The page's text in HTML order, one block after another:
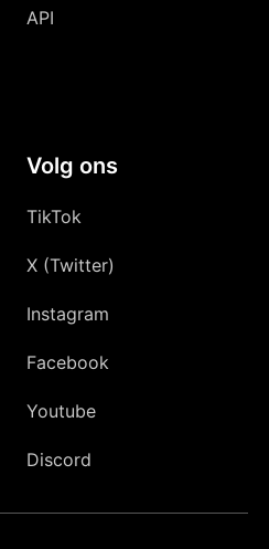
API
Volg ons
TikTok
X (Twitter)
Instagram
Facebook
Youtube
Discord